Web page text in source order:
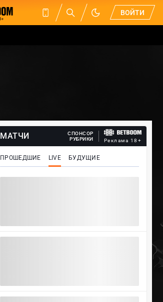
ВОЙТИ
МАТЧИ
СПОНСОР
РУБРИКИ
Реклама 18+
ПРОШЕДШИЕ LIVE БУДУЩИЕ